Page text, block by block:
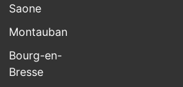
Saone
Montauban
Bourg-en-
Bresse